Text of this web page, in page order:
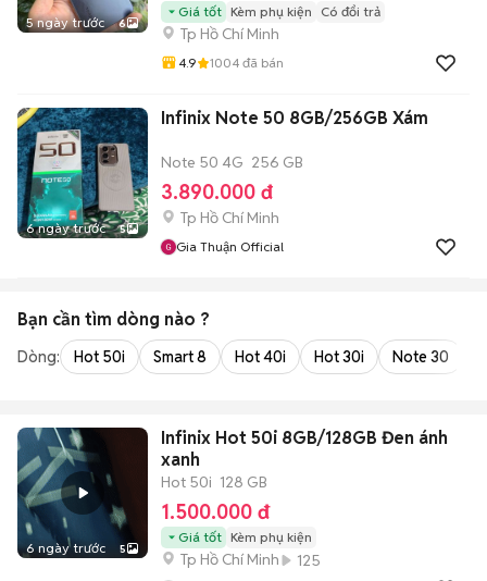
5 ngày trước 6
Giá tốt Kèm phụ kiện Có đổi trả
Tp Hồ Chí Minh
4.9 1004 đã bán
6 ngày trước 5
Infinix Note 50 8GB/256GB Xám
Note 50 4G 256 GB
3.890.000 đ
Tp Hồ Chí Minh
Gia Thuận Official
Bạn cần tìm dòng nào ?
Dòng: Hot 50i Smart 8 Hot 40i Hot 30i Note 30
6 ngày trước 5
Infinix Hot 50i 8GB/128GB Đen ánh
xanh
Hot 50i 128 GB
1.500.000 đ
Giá tốt Kèm phụ kiện
Tp Hồ Chí Minh
125